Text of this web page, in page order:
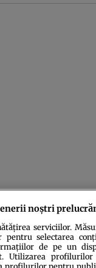
noștri
serviciilor.
selectarea
de pe un
Utilizarea
profilurilor pentru